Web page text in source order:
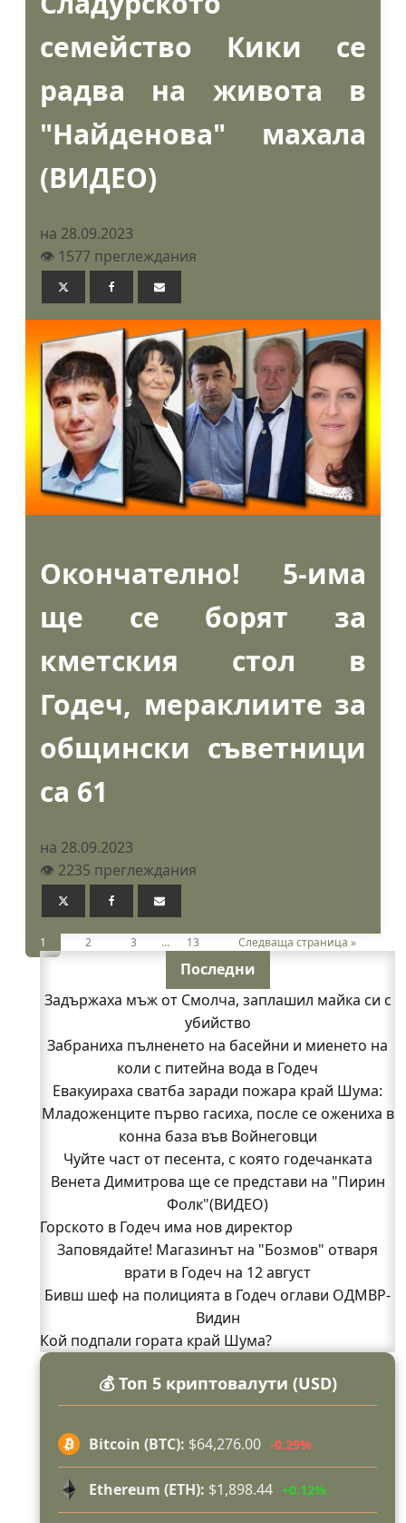
семейство Кики се
радва на живота в
"Найденова" махала
(ВИДЕО)
на 28.09.2023
👁️ 1577 преглеждания
Окончателно! 5-има
ще се борят за
кметския стол в
Годеч, мераклиите за
общински съветници
са 61
на 28.09.2023
👁️ 2235 преглеждания
1 2 3 … 13 Следваща страница »
Последни
Задържаха мъж от Смолча, заплашил майка си с
убийство
Забраниха пълненето на басейни и миенето на
коли с питейна вода в Годеч
Евакуираха сватба заради пожара край Шума:
Младоженците първо гасиха, после се ожениха в
конна база във Войнеговци
Чуйте част от песента, с която годечанката
Венета Димитрова ще се представи на "Пирин
Фолк"(ВИДЕО)
Горското в Годеч има нов директор
Заповядайте! Магазинът на "Бозмов" отваря
врати в Годеч на 12 август
Бивш шеф на полицията в Годеч оглави ОДМВР-
Видин
Кой подпали гората край Шума?
доброволци на пожара край Шума (СНИМКИ)
Началникът на пожарната в Годеч благодари
поименно на всички, които бяха рамо до рамо с
огнеборците!
150 декара гори, треви и храсти изгоряха край
Годеч, десетки доброволци се хвърлиха в
💰 Топ 5 криптовалути (USD)
Bitcoin (BTC): $64,276.00 -0.29%
Ethereum (ETH): $1,898.44 +0.12%